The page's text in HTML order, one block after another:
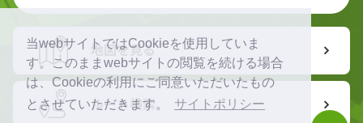
当webサイトではCookieを使用していま
す。このままwebサイトの閲覧を続ける場合
は、Cookieの利用にご同意いただいたもの
とさせていただきます。
サイトポリシー
地図を見る
ルート検索